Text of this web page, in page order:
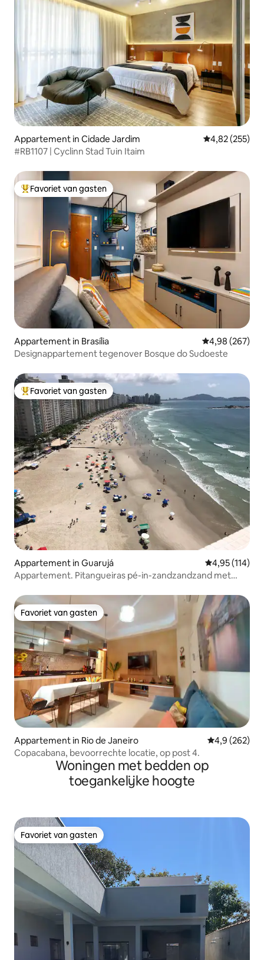
Appartement in Cidade Jardim Gemiddelde
4,82 (255)
#RB1107 | Cyclinn Stad Tuin Itaim
Topfavoriet van gasten
Favoriet van gasten
Appartement in Brasília Gemiddelde
4,98 (267)
Designappartement tegenover Bosque do Sudoeste
Topfavoriet van gasten
Favoriet van gasten
Appartement in Guarujá Gemiddelde
4,95 (114)
Appartement. Pitangueiras pé-in-zandzandzand met
Favoriet van gasten
Favoriet van gasten
Appartement in Rio de Janeiro Gemiddelde
4,9 (262)
Copacabana, bevoorrechte locatie, op post 4.
Woningen met bedden op
toegankelijke hoogte
Favoriet van gasten
Favoriet van gasten